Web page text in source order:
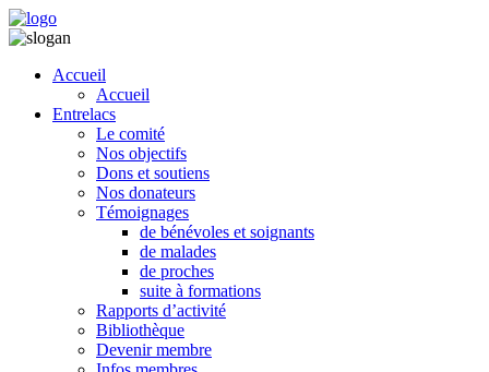
Accueil
Accueil
Entrelacs
Le comité
Nos objectifs
Dons et soutiens
Nos donateurs
Témoignages
de bénévoles et soignants
de malades
de proches
suite à formations
Rapports d’activité
Bibliothèque
Devenir membre